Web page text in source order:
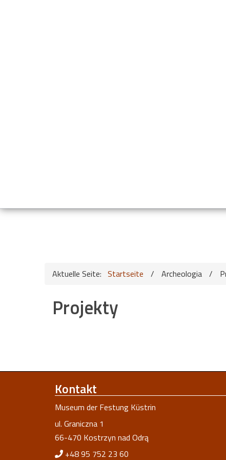
Aktuelle Seite: Startseite / Archeologia /
Projekty
Kontakt
Museum der Festung Küstrin
ul. Graniczna 1
66-470 Kostrzyn nad Odrą
+48 95 752 23 60